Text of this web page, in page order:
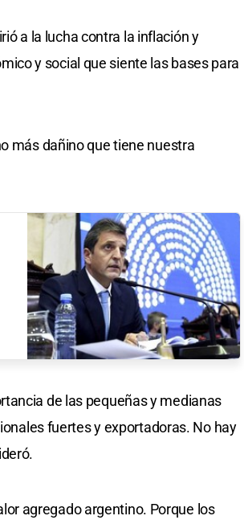
a la lucha contra la inflación y
y social que siente las bases para
más dañino que tiene nuestra
de las pequeñas y medianas
fuertes y exportadoras. No hay
agregado argentino. Porque los